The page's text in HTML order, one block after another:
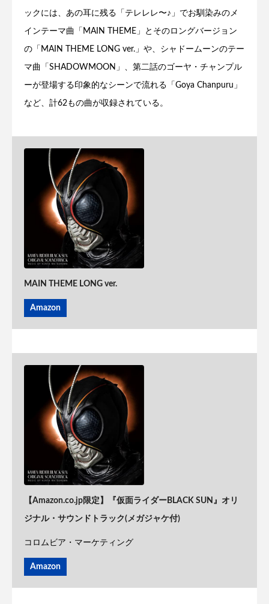
ックには、あの耳に残る「テレレレ〜♪」でお馴染みのメ
インテーマ曲「MAIN THEME」とそのロングバージョン
の「MAIN THEME LONG ver.」や、シャドームーンのテー
マ曲「SHADOWMOON」、第二話のゴーヤ・チャンプル
ーが登場する印象的なシーンで流れる「Goya Chanpuru」
など、計62もの曲が収録されている。
MAIN THEME LONG ver.
Amazon
【Amazon.co.jp限定】『仮面ライダーBLACK SUN』オリ
ジナル・サウンドトラック(メガジャケ付)
コロムビア・マーケティング
Amazon